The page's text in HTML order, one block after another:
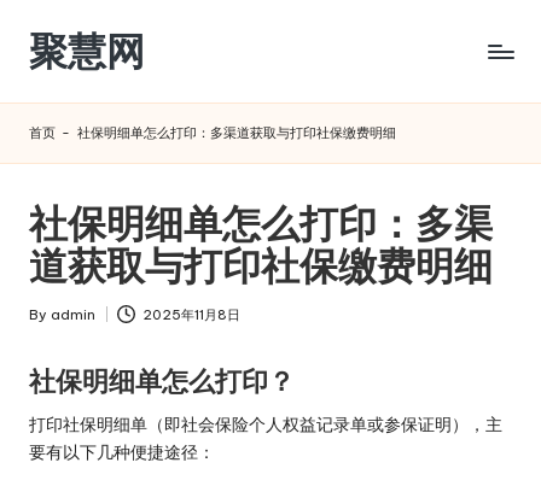
Skip
content
聚慧网
首页 - 社保明细单怎么打印：多渠道获取与打印社保缴费明细
社保明细单怎么打印：多渠
道获取与打印社保缴费明细
Posted
By admin 2025年11月8日
社保明细单怎么打印？
打印社保明细单（即社会保险个人权益记录单或参保证明），主
要有以下几种便捷途径：